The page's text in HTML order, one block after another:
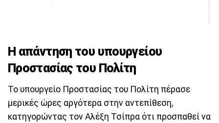
H απάντηση του υπουργείου
Προστασίας του Πολίτη
Το υπουργείο Προστασίας του Πολίτη πέρασε
μερικές ώρες αργότερα στην αντεπίθεση,
κατηγορώντας τον Αλέξη Τσίπρα ότι προσπαθεί να